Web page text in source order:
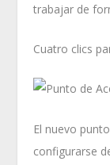
trabajar de
Cuatro clics
El nuevo
configurarse